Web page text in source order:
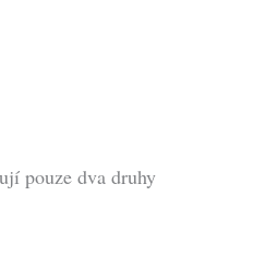
pouze dva druhy